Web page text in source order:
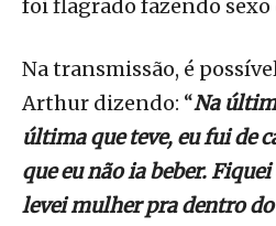
foi flagrado fazendo
Na transmissão, é
Arthur dizendo: “Na
última que teve, eu fui de
que eu não ia beber.
levei mulher pra dentro